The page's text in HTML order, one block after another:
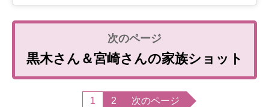
黒木さん＆宮崎さんの家族ショット
1 2 次のページ